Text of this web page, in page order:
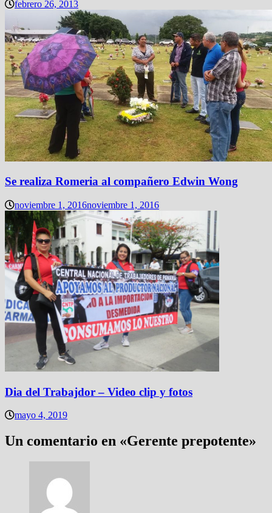
febrero 26, 2013
Se realiza Romeria al compañero Edwin Wong
noviembre 1, 2016noviembre 1, 2016
Dia del Trabajdor – Video clip y fotos
mayo 4, 2019
Un comentario en «Gerente prepotente»